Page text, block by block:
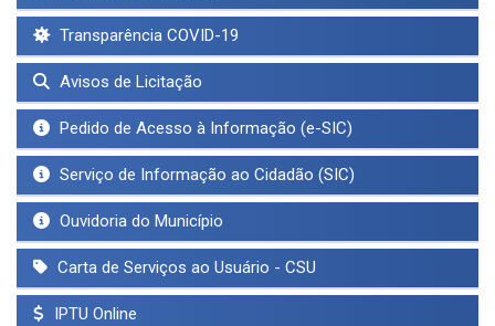
Transparência COVID-19
Avisos de Licitação
Pedido de Acesso à Informação (e-SIC)
Serviço de Informação ao Cidadão (SIC)
Ouvidoria do Município
Carta de Serviços ao Usuário - CSU
IPTU Online